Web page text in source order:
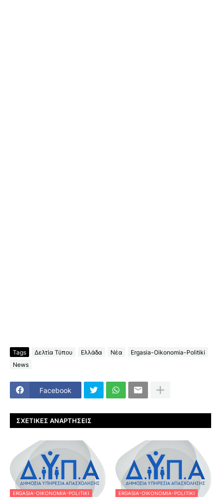
Tags Δελτία Τύπου Ελλάδα Νέα
Ergasia-Oikonomia-Politiki
News
Facebook
ΣΧΕΤΙΚΈΣ ΑΝΑΡΤΉΣΕΙΣ
ERGASIA-OIKONOMIA-POLITIKI ERGASIA-OIKONOMIA-POLITIKI